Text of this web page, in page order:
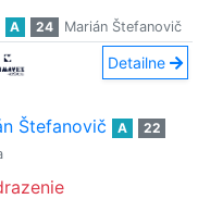
A 24 Marián Štefanovič
Detailne
Štefanovič A
22